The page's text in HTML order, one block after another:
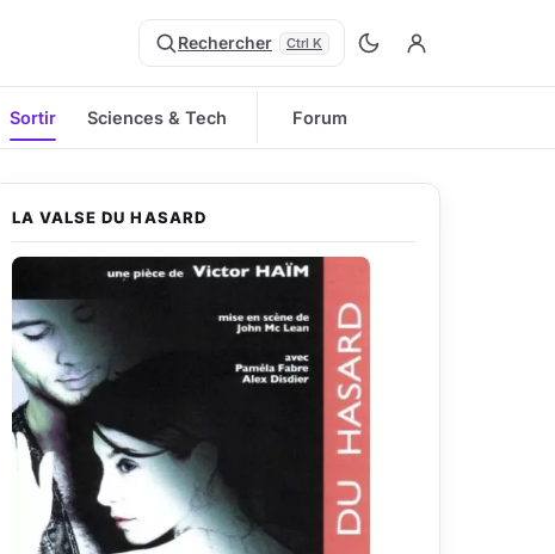
Rechercher Ctrl K
Sortir Sciences & Tech Forum
LA VALSE DU HASARD